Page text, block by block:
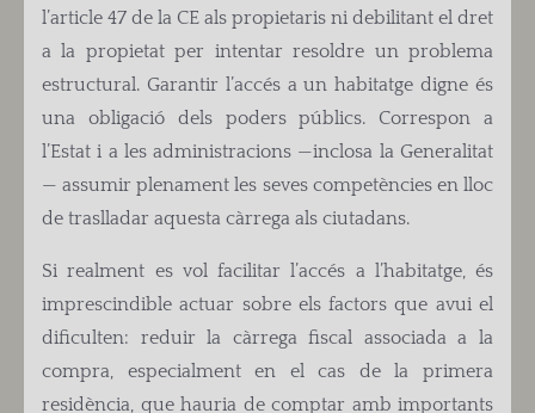
l’article 47 de la CE als propietaris ni debilitant el dret
a la propietat per intentar resoldre un problema
estructural. Garantir l’accés a un habitatge digne és
una obligació dels poders públics. Correspon a
l’Estat i a les administracions —inclosa la Generalitat
— assumir plenament les seves competències en lloc
de traslladar aquesta càrrega als ciutadans.
Si realment es vol facilitar l’accés a l’habitatge, és
imprescindible actuar sobre els factors que avui el
dificulten: reduir la càrrega fiscal associada a la
compra, especialment en el cas de la primera
residència, que hauria de comptar amb importants